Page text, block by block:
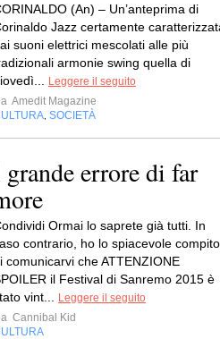
(An) – Un’anteprima di
Jazz certamente
suoni elettrici mescolati alle più
armonie swing quella di
Leggere il seguito
Amedit Magazine
SOCIETÀ
errore di far
Ormai lo saprete già tutti. In
contrario, ho lo spiacevole compito
comunicarvi che ATTENZIONE
il Festival di Sanremo 2015 è
vint...
Leggere il seguito
Cannibal Kid